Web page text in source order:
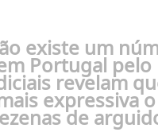
existe um
Portugal
revelam
expressiva
de